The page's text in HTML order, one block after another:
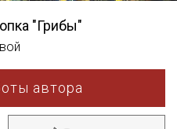
"Грибы"
автора